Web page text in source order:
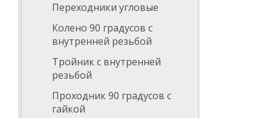
Переходники угловые
Колено 90 градусов с
внутренней резьбой
Тройник с внутренней
резьбой
Проходник 90 градусов с
гайкой